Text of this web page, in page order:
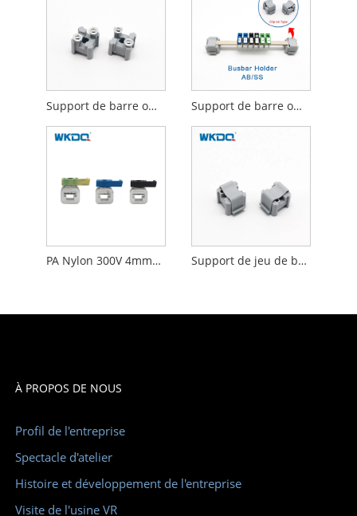
Support de barre omnibus terminal en nylon 66 AB SS 2 gris ignifuge Support de barre omnibus terminal AB SS PA66 résistant aux flammes
PA Nylon 300V 4mm2 AKG Connexion à vis du bornier de barre omnibus Support de jeu de barres de support en nylon PA66 avec vis de retenue
À PROPOS DE NOUS
Profil de l'entreprise
Spectacle d'atelier
Histoire et développement de l'entreprise
Visite de l'usine VR